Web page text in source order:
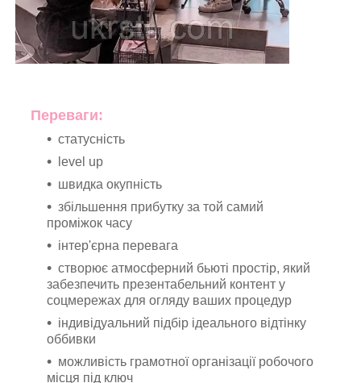
Переваги:
статусність
level up
швидка окупність
збільшення прибутку за той самий
проміжок часу
інтер'єрна перевага
створює атмосферний бьюті простір, який
забезпечить презентабельний контент у
соцмережах для огляду ваших процедур
індивідуальний підбір ідеального відтінку
оббивки
можливість грамотної організації робочого
місця під ключ